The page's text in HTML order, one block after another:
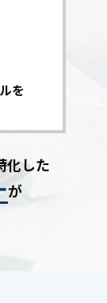
を
化した
が